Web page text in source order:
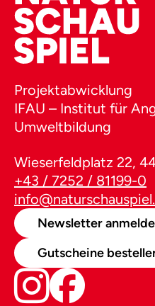
Projektabwicklung
IFAU – Institut für
Umweltbildung
Wieserfeldplatz 22,
+43 / 7252 / 81199-0
Newsletter
Gutscheine